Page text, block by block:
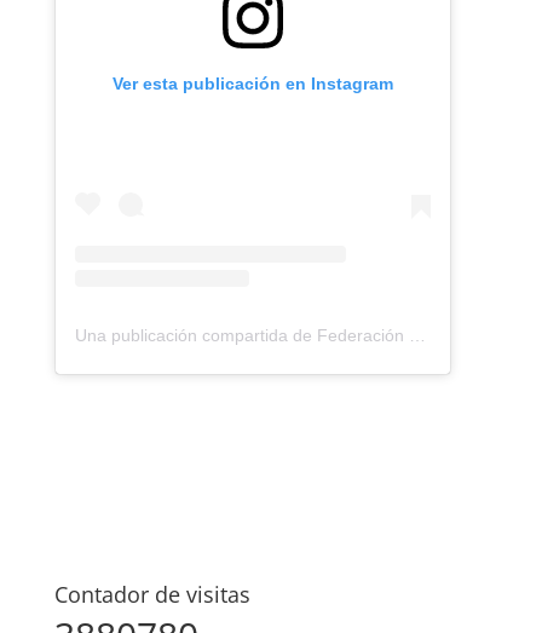
Ver esta publicación en Instagram
Una publicación compartida de Federación Montañismo Tenerife (@federacion_montanismo_tenerife)
Contador de visitas